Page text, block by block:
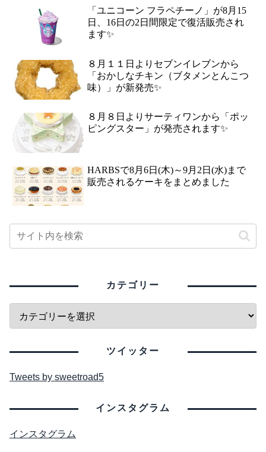
「ユニコーン フラペチーノ」が8月15
日、16日の2日間限定で復活販売され
ます✨
８月１１日よりセブンイレブンから
「おかしなチキン（ブタメンとんこつ
味）」が新発売✨
８月８日よりサーティワンから「ポッ
ピングスター」が発売されます✨
HARBSで8月6日(木)～9月2日(水)まで
販売されるケーキをまとめました
カテゴリー
ツイッター
Tweets by sweetroad5
インスタグラム
インスタグラム